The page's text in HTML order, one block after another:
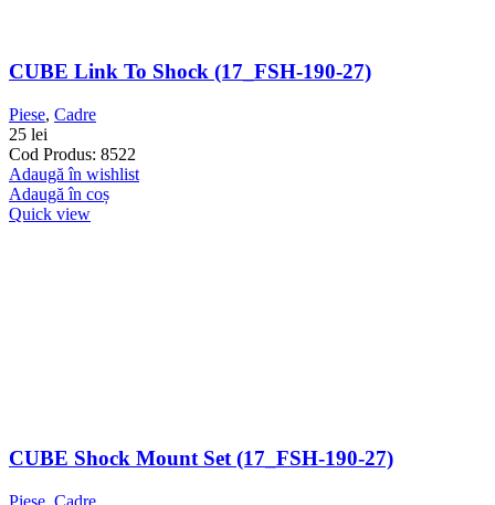
CUBE Link To Shock (17_FSH-190-27)
Piese, Cadre
25 lei
Cod Produs: 8522
Adaugă în wishlist
Adaugă în coș
Quick view
CUBE Shock Mount Set (17_FSH-190-27)
Piese Cadre